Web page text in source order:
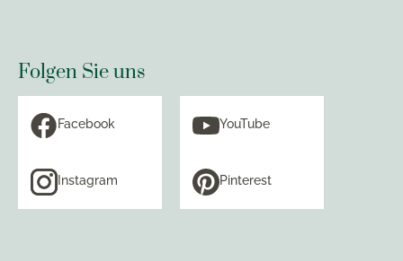
Folgen Sie uns
Facebook YouTube
Instagram Pinterest